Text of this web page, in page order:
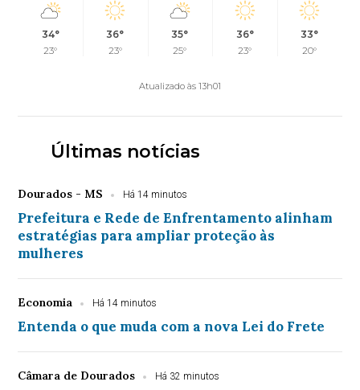
34°
23°
36°
23°
35°
25°
36°
23°
33°
20°
Atualizado às 13h01
Últimas notícias
Dourados - MS Há 14 minutos
Prefeitura e Rede de Enfrentamento alinham
estratégias para ampliar proteção às
mulheres
Economia Há 14 minutos
Entenda o que muda com a nova Lei do Frete
Câmara de Dourados Há 32 minutos